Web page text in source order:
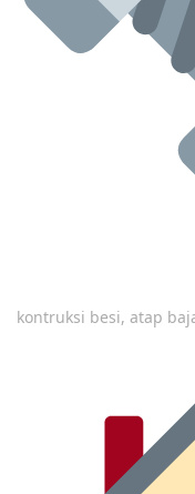
kontruksi besi, atap